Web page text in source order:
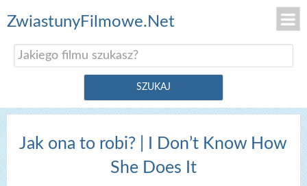
ZwiastunyFilmowe.Net
Jak ona to robi? | I Don’t Know How
She Does It